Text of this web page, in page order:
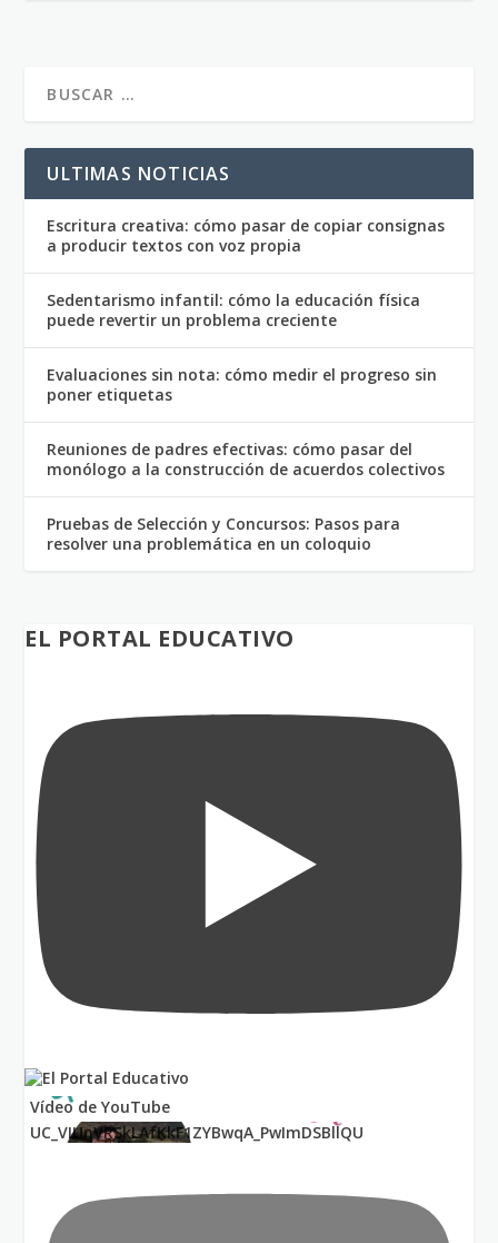
ULTIMAS NOTICIAS
Escritura creativa: cómo pasar de copiar consignas
a producir textos con voz propia
Sedentarismo infantil: cómo la educación física
puede revertir un problema creciente
Evaluaciones sin nota: cómo medir el progreso sin
poner etiquetas
Reuniones de padres efectivas: cómo pasar del
monólogo a la construcción de acuerdos colectivos
Pruebas de Selección y Concursos: Pasos para
resolver una problemática en un coloquio
EL PORTAL EDUCATIVO
Vídeo de YouTube
UC_VIUnVRSkLAfKkF1ZYBwqA_PwImDSBllQU